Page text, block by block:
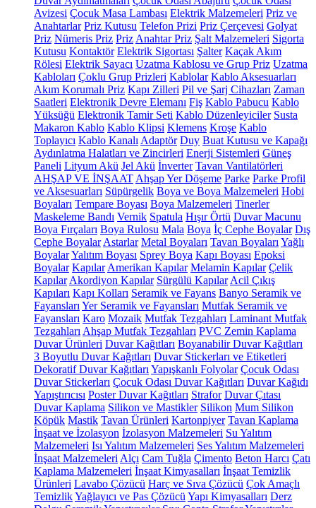
Avizesi Çocuk Masa Lambası Elektrik Malzemeleri Priz ve
Anahtarlar Priz Kutusu Telefon Prizi Priz Çerçevesi Golyat
Priz Nümeris Priz Priz Anahtar Priz Şalt Malzemeleri Sigorta
Kutusu Kontaktör Elektrik Sigortası Şalter Kaçak Akım
Rölesi Elektrik Sayacı Uzatma Kablosu ve Grup Priz Uzatma
Kabloları Çoklu Grup Prizleri Kablolar Kablo Aksesuarları
Akım Korumalı Priz Kapı Zilleri Pil ve Şarj Cihazları Zaman
Saatleri Elektronik Devre Elemanı Fiş Kablo Pabucu Kablo
Yüksüğü Elektronik Tamir Seti Kablo Düzenleyiciler Susta
Makaron Kablo Kablo Klipsi Klemens Kroşe Kablo
Toplayıcı Kablo Kanalı Adaptör Duy Buat Kutusu ve Kapağı
Aydınlatma Halatları ve Zincirleri Enerji Sistemleri Güneş
Paneli Lityum Akü Jel Akü İnverter Tavan Vantilatörleri
AHŞAP VE İNŞAAT Ahşap Yer Döşeme Parke Parke Profil
ve Aksesuarları Süpürgelik Boya ve Boya Malzemeleri Hobi
Boyaları Tempare Boyası Boya Malzemeleri Tinerler
Maskeleme Bandı Vernik Spatula Hışır Örtü Duvar Macunu
Boya Fırçaları Boya Rulosu Mala Boya İç Cephe Boyalar Dış
Cephe Boyalar Astarlar Metal Boyaları Tavan Boyaları Yağlı
BoyalarYalıtım Boyası Sprey Boya Kapı Boyası Epoksi
Boyalar Kapılar Amerikan Kapılar Melamin Kapılar Çelik
Kapılar Akordiyon Kapılar Sürgülü Kapılar Acil Çıkış
Kapıları Kapı Kolları Seramik ve Fayans Banyo Seramik ve
Fayansları Yer Seramik ve Fayansları Mutfak Seramik ve
Fayansları Karo Mozaik Mutfak Tezgahları Laminant Mutfak
Tezgahları Ahşap Mutfak Tezgahları PVC Zemin Kaplama
Duvar Ürünleri Duvar Kağıtları Boyanabilir Duvar Kağıtları
3 Boyutlu Duvar Kağıtları Duvar Stickerları ve Etiketleri
Dekoratif Duvar Kağıtları Yapışkanlı Folyolar Çocuk Odası
Duvar Stickerları Çocuk Odası Duvar Kağıtları Duvar Kağıdı
Yapıştırıcısı Poster Duvar Kağıtları Strafor Duvar Çıtası
Duvar Kaplama Silikon ve Mastikler Silikon Mum Silikon
Köpük Mastik Tavan Ürünleri Kartonpiyer Tavan Kaplama
İnşaat ve İzolasyon İzolasyon Malzemeleri Su Yalıtım
Malzemeleri Isı Yalıtım Malzemeleri Ses Yalıtım Malzemeleri
İnşaat Malzemeleri Alçı Cam Tuğla Çimento Beton Harcı Çatı
Kaplama Malzemeleri İnşaat Kimyasalları İnşaat Temizlik
Ürünleri Lavabo Çözücü Harç ve Sıva Çözücü Çok Amaçlı
TemizlikYağlayıcı ve Pas Çözücü Yapı Kimyasalları Derz